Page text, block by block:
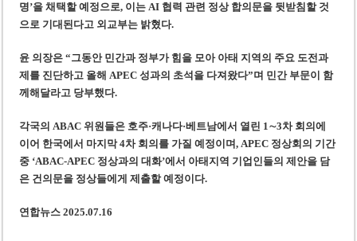
명’을 채택할 예정으로, 이는 AI 협력 관련 정상 합의문을 뒷받침할 것
으로 기대된다고 외교부는 밝혔다.
윤 의장은 “그동안 민간과 정부가 힘을 모아 아태 지역의 주요 도전과
제를 진단하고 올해 APEC 성과의 초석을 다져왔다”며 민간 부문이 함
께해달라고 당부했다.
각국의 ABAC 위원들은 호주·캐나다·베트남에서 열린 1∼3차 회의에
이어 한국에서 마지막 4차 회의를 가질 예정이며, APEC 정상회의 기간
중 ‘ABAC-APEC 정상과의 대화’에서 아태지역 기업인들의 제안을 담
은 건의문을 정상들에게 제출할 예정이다.
연합뉴스 2025.07.16